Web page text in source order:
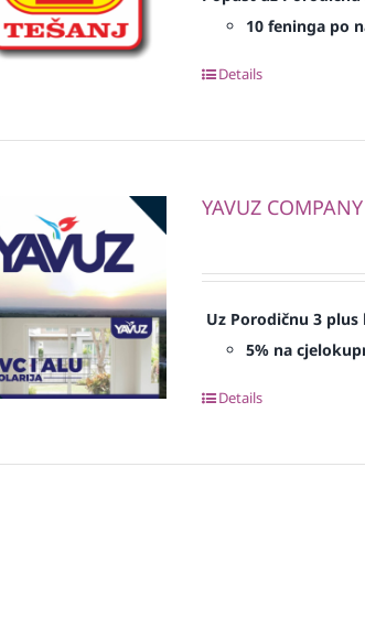
10 feninga po
Details
YAVUZ
Uz Porodičnu 3
5% na
Details